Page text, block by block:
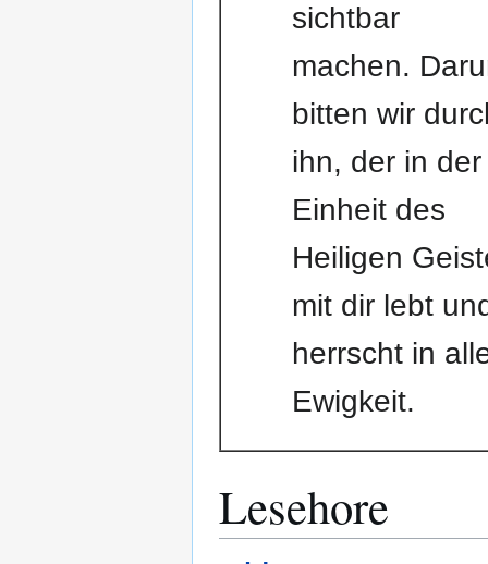
sichtbar
machen.
bitten wir
ihn, der in der
Einheit des
Heiligen
mit dir lebt
herrscht in
Ewigkeit.
Lesehore